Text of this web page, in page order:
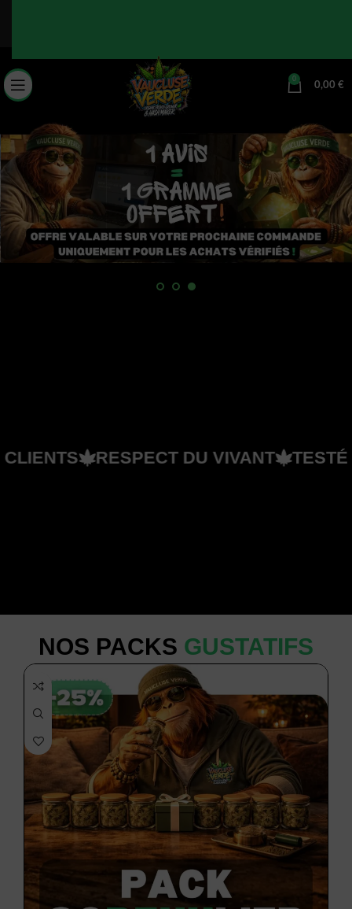
🔥 5% supplémentaires en t'!nscrivant à la newsletter !
🔥
0 0,00 €
DE CLIENTS RESPECT DU VIVANT
NOS PACKS GUSTATIFS